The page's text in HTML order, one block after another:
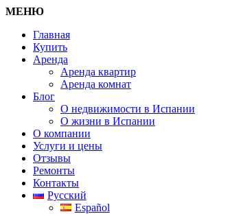
МЕНЮ
Главная
Купить
Аренда
Аренда квартир
Аренда комнат
Блог
О недвижимости в Испании
О жизни в Испании
О компании
Услуги и цены
Отзывы
Ремонты
Контакты
Русский
Español